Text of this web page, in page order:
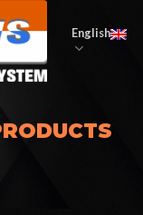
English